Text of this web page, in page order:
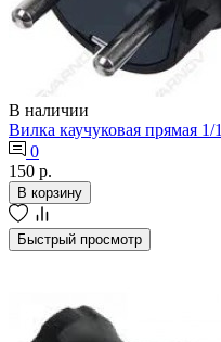
В наличии
Вилка каучуковая прямая
0
150 р.
В корзину
Быстрый просмотр